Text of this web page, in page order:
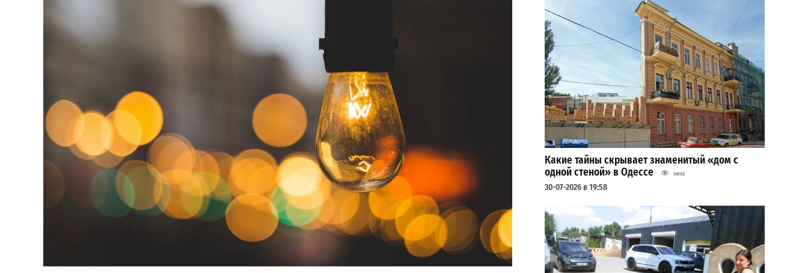
Какие тайны скрывает знаменитый «дом с
одной стеной» в Одессе
34143
30-07-2026 в 19:58